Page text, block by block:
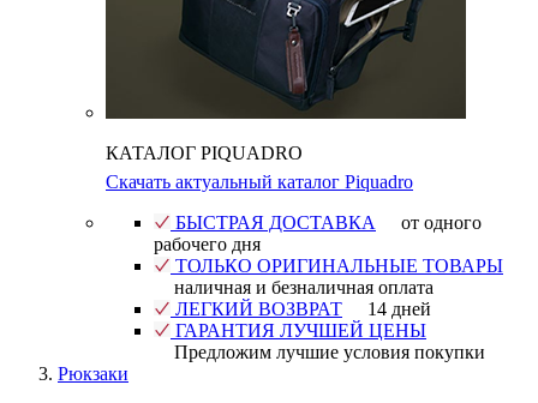
КАТАЛОГ PIQUADRO
Скачать актуальный каталог Piquadro
БЫСТРАЯ ДОСТАВКА
от одного
рабочего дня
ТОЛЬКО ОРИГИНАЛЬНЫЕ ТОВАРЫ
наличная и безналичная оплата
ЛЕГКИЙ ВОЗВРАТ
14 дней
ГАРАНТИЯ ЛУЧШЕЙ ЦЕНЫ
Предложим лучшие условия покупки
Рюкзаки